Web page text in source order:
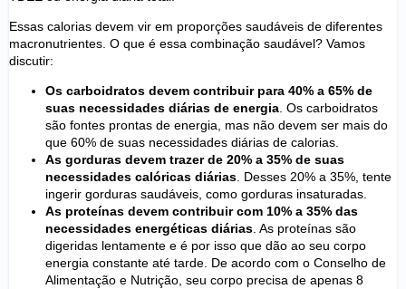
Essas calorias devem vir em proporções saudáveis de diferentes
macronutrientes. O que é essa combinação saudável? Vamos
discutir:
Os carboidratos devem contribuir para 40% a 65% de
suas necessidades diárias de energia. Os carboidratos
são fontes prontas de energia, mas não devem ser mais do
que 60% de suas necessidades diárias de calorias.
As gorduras devem trazer de 20% a 35% de suas
necessidades calóricas diárias. Desses 20% a 35%, tente
ingerir gorduras saudáveis, como gorduras insaturadas.
As proteínas devem contribuir com 10% a 35% das
necessidades energéticas diárias. As proteínas são
digeridas lentamente e é por isso que dão ao seu corpo
energia constante até tarde. De acordo com o Conselho de
Alimentação e Nutrição, seu corpo precisa de apenas 8